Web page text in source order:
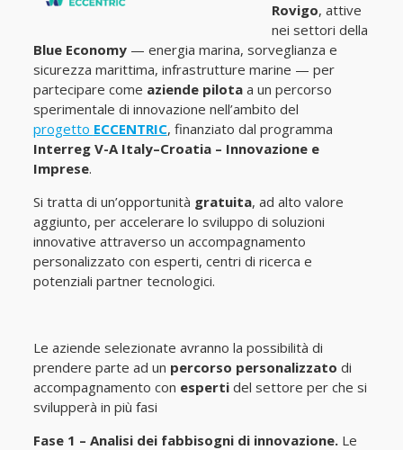
Rovigo, attive
nei settori della
Blue Economy— energia marina, sorveglianza e
sicurezza marittima, infrastrutture marine — per
partecipare come aziende pilotaa un percorso
sperimentale di innovazione nell’ambito del
progetto ECCENTRIC, finanziato dal programma
Interreg V-A Italy–Croatia – Innovazione e
Imprese.
Si tratta di un’opportunità gratuita, ad alto valore
aggiunto, per accelerare lo sviluppo di soluzioni
innovative attraverso un accompagnamento
personalizzato con esperti, centri di ricerca e
potenziali partner tecnologici.
Le aziende selezionate avranno la possibilità di
prendere parte ad un percorso personalizzato di
accompagnamento con espertidel settore per che si
svilupperà in più fasi
Fase 1 – Analisi dei fabbisogni di innovazione. Le